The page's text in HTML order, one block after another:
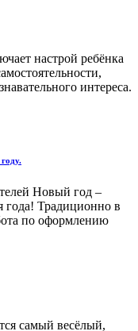
настрой ребёнка
интереса.
Новый год –
года! Традиционно в
по оформлению
самый весёлый,